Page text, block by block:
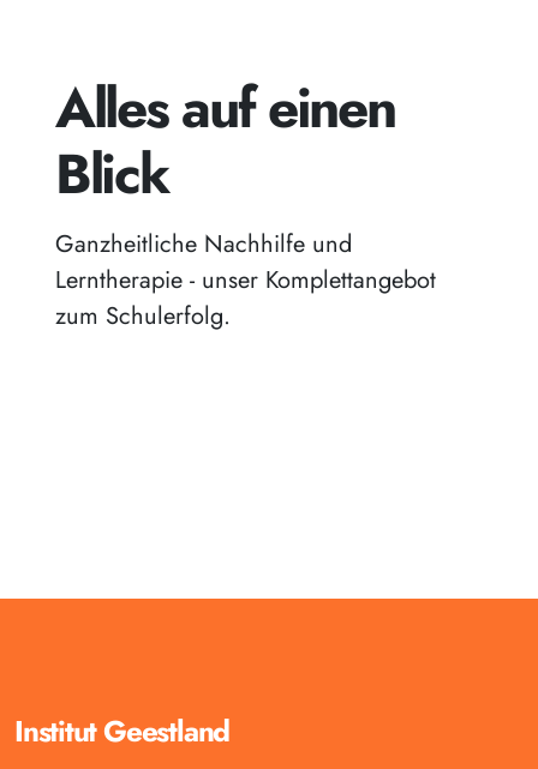
Alles auf einen
Blick
Ganzheitliche Nachhilfe und
Lerntherapie - unser Komplettangebot
zum Schulerfolg.
Institut Geestland